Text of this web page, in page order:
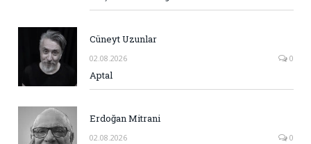
Cüneyt Uzunlar
02.08.2026 0
Aptal
Erdoğan Mitrani
02.08.2026 0